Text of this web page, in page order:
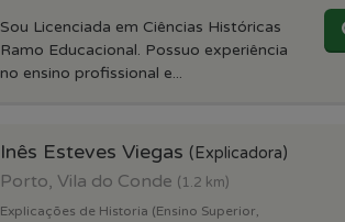
Sou Licenciada em Ciências Históricas
Ramo Educacional. Possuo experiência
no ensino profissional e...
Inês Esteves Viegas (Explicadora)
Porto, Vila do Conde (1.2 km)
Explicações de Historia (Ensino Superior,